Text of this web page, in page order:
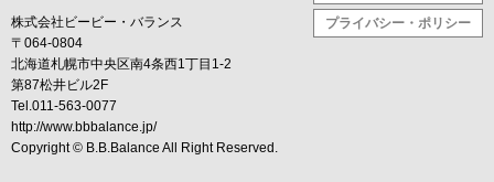
株式会社ビービー・バランス
〒064-0804
北海道札幌市中央区南4条西1丁目1-2
第87松井ビル2F
Tel.011-563-0077
http://www.bbbalance.jp/
Copyright © B.B.Balance All Right Reserved.
プライバシー・ポリシー